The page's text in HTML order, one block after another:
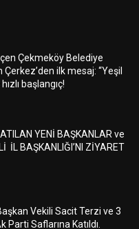
Çekmeköy Belediye
Çerkez’den ilk mesaj: “Yeşil
başlangıç!
YENİ BAŞKANLAR ve
İL BAŞKANLIĞI’NI ZİYARET
Vekili Sacit Terzi ve 3
Parti Saflarına Katıldı.